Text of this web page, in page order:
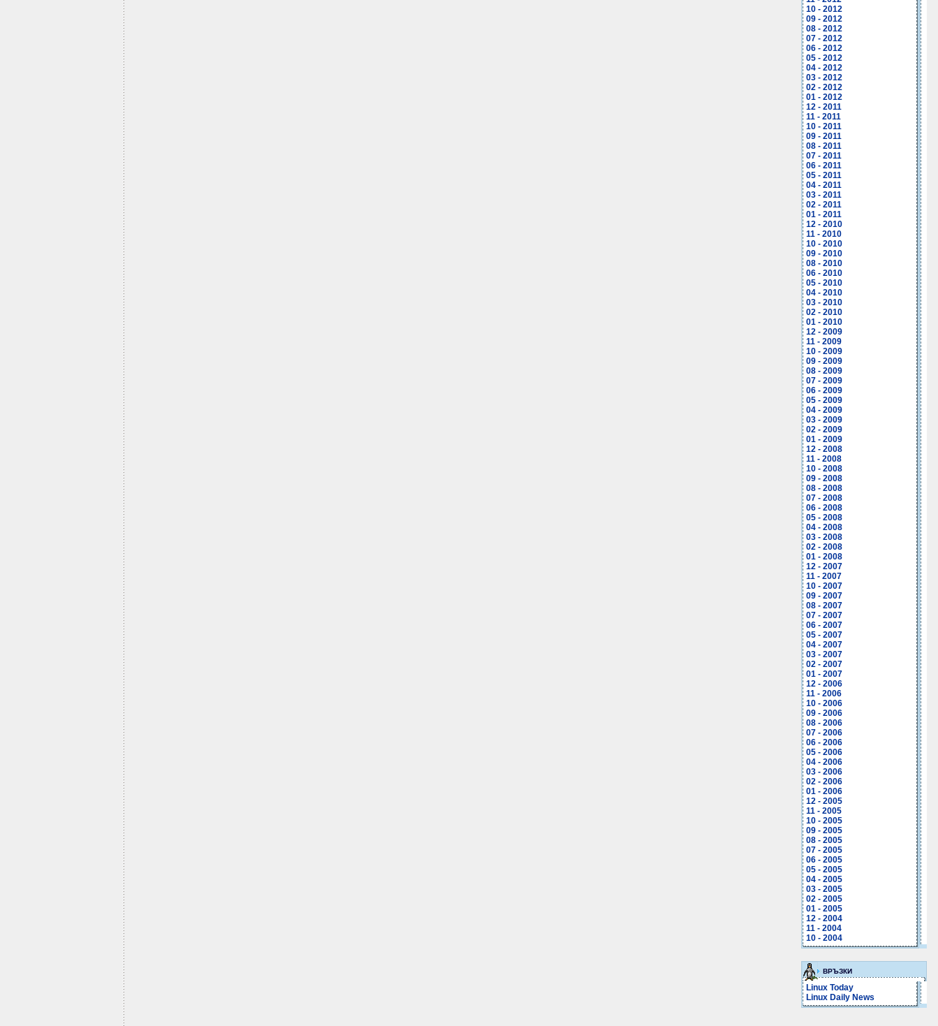
10 - 2012
09 - 2012
08 - 2012
07 - 2012
06 - 2012
05 - 2012
04 - 2012
03 - 2012
02 - 2012
01 - 2012
12 - 2011
11 - 2011
10 - 2011
09 - 2011
08 - 2011
07 - 2011
06 - 2011
05 - 2011
04 - 2011
03 - 2011
02 - 2011
01 - 2011
12 - 2010
11 - 2010
10 - 2010
09 - 2010
08 - 2010
06 - 2010
05 - 2010
04 - 2010
03 - 2010
02 - 2010
01 - 2010
12 - 2009
11 - 2009
10 - 2009
09 - 2009
08 - 2009
07 - 2009
06 - 2009
05 - 2009
04 - 2009
03 - 2009
02 - 2009
01 - 2009
12 - 2008
11 - 2008
10 - 2008
09 - 2008
08 - 2008
07 - 2008
06 - 2008
05 - 2008
04 - 2008
03 - 2008
02 - 2008
01 - 2008
12 - 2007
11 - 2007
10 - 2007
09 - 2007
08 - 2007
07 - 2007
06 - 2007
05 - 2007
04 - 2007
03 - 2007
02 - 2007
01 - 2007
12 - 2006
11 - 2006
10 - 2006
09 - 2006
08 - 2006
07 - 2006
06 - 2006
05 - 2006
04 - 2006
03 - 2006
02 - 2006
01 - 2006
12 - 2005
11 - 2005
10 - 2005
09 - 2005
08 - 2005
07 - 2005
06 - 2005
05 - 2005
04 - 2005
03 - 2005
02 - 2005
01 - 2005
12 - 2004
11 - 2004
10 - 2004
ВРЪЗКИ
Linux Today
Linux Daily News